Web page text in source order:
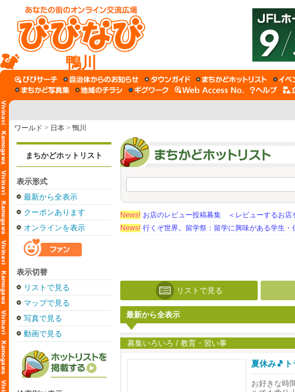
鴨川
ワールド > 日本 > 鴨川
まちかどホットリスト
表示形式
最新から全表示
クーポンあります
オンラインを表示
表示切替
リストで見る
マップで見る
写真で見る
動画で見る
News! お店のレビュー投稿募集 ＜レビューするお店
News! 行くぞ世界。留学祭：留学に興味がある学生
リストで見る
最新から全表示
募集いろいろ / 教育・習い事
夏休み🎵
お好きな時